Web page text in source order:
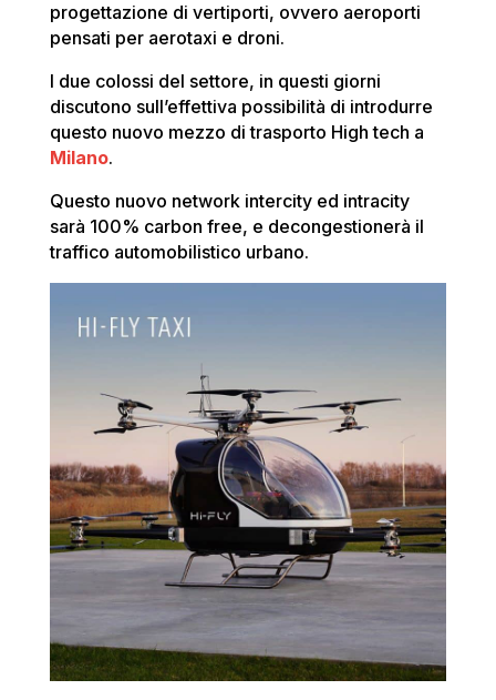
progettazione di vertiporti, ovvero aeroporti
pensati per aerotaxi e droni.
I due colossi del settore, in questi giorni
discutono sull’effettiva possibilità di introdurre
questo nuovo mezzo di trasporto High tech a
Milano.
Questo nuovo network intercity ed intracity
sarà 100% carbon free, e decongestionerà il
traffico automobilistico urbano.